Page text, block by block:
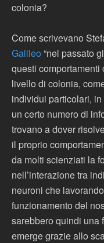
colonia?
Come scrivevano
Galileo “nel passato
questi
livello di colonia,
individui particolari,
un certo numero di
trovano a dover
il proprio
da molti scienziati la
nell’interazione tra
neuroni che
funzionamento del
sarebbero quindi una
emerge grazie allo